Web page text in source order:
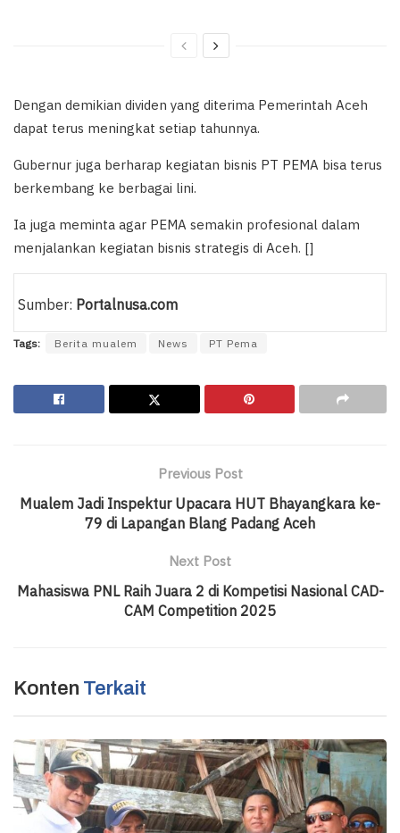
Dengan demikian dividen yang diterima Pemerintah Aceh
dapat terus meningkat setiap tahunnya.
Gubernur juga berharap kegiatan bisnis PT PEMA bisa terus
berkembang ke berbagai lini.
Ia juga meminta agar PEMA semakin profesional dalam
menjalankan kegiatan bisnis strategis di Aceh. []
Sumber: Portalnusa.com
Tags: Berita mualem News PT Pema
Previous Post
Mualem Jadi Inspektur Upacara HUT Bhayangkara ke-
79 di Lapangan Blang Padang Aceh
Next Post
Mahasiswa PNL Raih Juara 2 di Kompetisi Nasional CAD-
CAM Competition 2025
Konten Terkait